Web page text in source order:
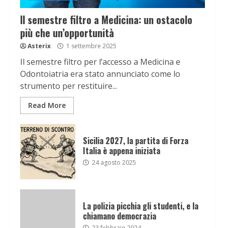
Il semestre filtro a Medicina: un ostacolo
più che un’opportunità
Asterix 1 settembre 2025
Il semestre filtro per l’accesso a Medicina e
Odontoiatria era stato annunciato come lo
strumento per restituire...
Read More
Sicilia 2027, la partita di Forza
Italia è appena iniziata
24 agosto 2025
La polizia picchia gli studenti, e la
chiamano democrazia